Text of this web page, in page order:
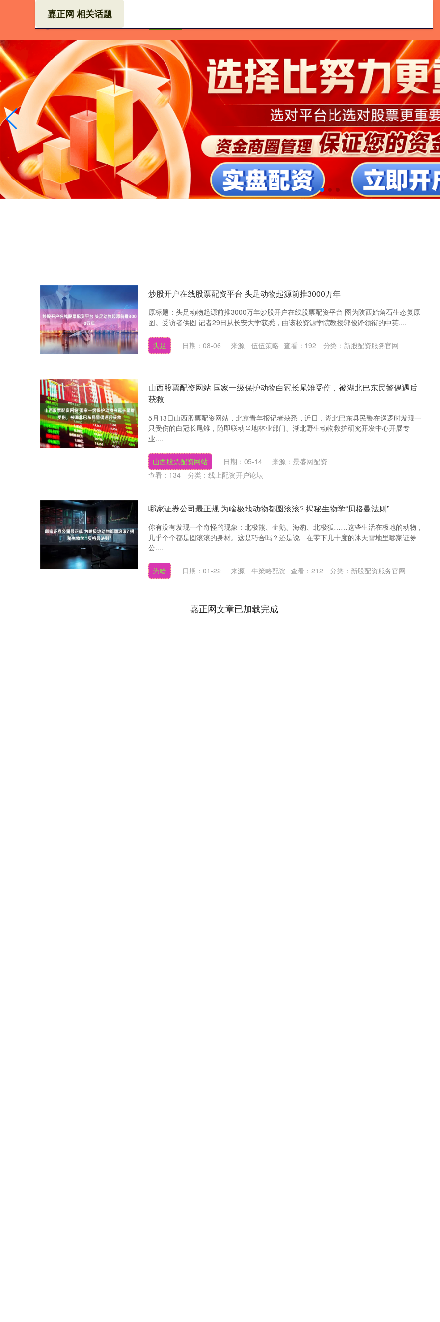
嘉正网 相关话题
炒股开户在线股票配资平台 头足动物起源前推3000万年
原标题：头足动物起源前推3000万年炒股开户在线股票配资平台 图为陕西始角石生态复原
图。受访者供图 记者29日从长安大学获悉，由该校资源学院教授郭俊锋领衔的中英....
头足 日期：08-06 来源：伍伍策略 查看： 192 分类： 新股配资服务官网
山西股票配资网站 国家一级保护动物白冠长尾雉受伤，被湖北巴东民警偶遇后
获救
5月13日山西股票配资网站，北京青年报记者获悉，近日，湖北巴东县民警在巡逻时发现一
只受伤的白冠长尾雉，随即联动当地林业部门、湖北野生动物救护研究开发中心开展专
业....
山西股票配资网站 日期：05-14
来源：景盛网配资
查看： 134 分类： 线上配资开户论坛
哪家证券公司最正规 为啥极地动物都圆滚滚? 揭秘生物学“贝格曼法则”
你有没有发现一个奇怪的现象：北极熊、企鹅、海豹、北极狐……这些生活在极地的动物，
几乎个个都是圆滚滚的身材。这是巧合吗？还是说，在零下几十度的冰天雪地里哪家证券
公....
为啥 日期：01-22 来源：牛策略配资 查看： 212 分类： 新股配资服务官网
嘉正网文章已加载完成